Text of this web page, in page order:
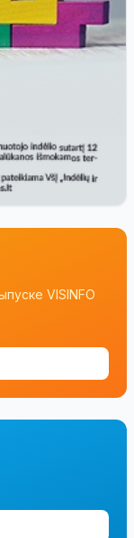
VISINFO